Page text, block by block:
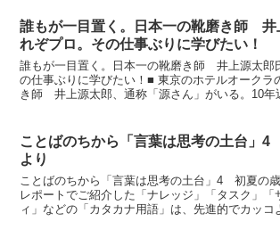
誰もが一目置く。日本一の靴磨き師
れぞプロ。その仕事ぶりに学びたい！
誰もが一目置く。日本一の靴磨き師 井上源太
の仕事ぶりに学びたい！■ 東京のホテルオークラ
き師 井上源太郎、通称「源さん」がいる。10年
ートでも紹介したしたことのある人物だが、ネッ
ことばのちから「言葉は思考の土台」
より
ことばのちから「言葉は思考の土台」4 初夏の
レポートでご紹介した「ナレッジ」「タスク」「
ィ」などの「カタカナ用語」は、先進的でカッコ
もしれませんが、私たちの祖先の感性が生み出し